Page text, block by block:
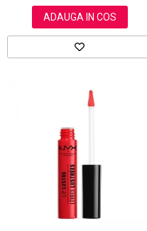
ADAUGA IN COS